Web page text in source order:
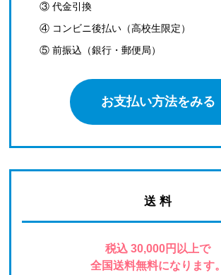
③ 代金引換
④ コンビニ後払い（高校生限定）
⑤ 前振込（銀行・郵便局）
お支払い方法をみる
送 料
税込 30,000円以上で
全国送料無料になります。